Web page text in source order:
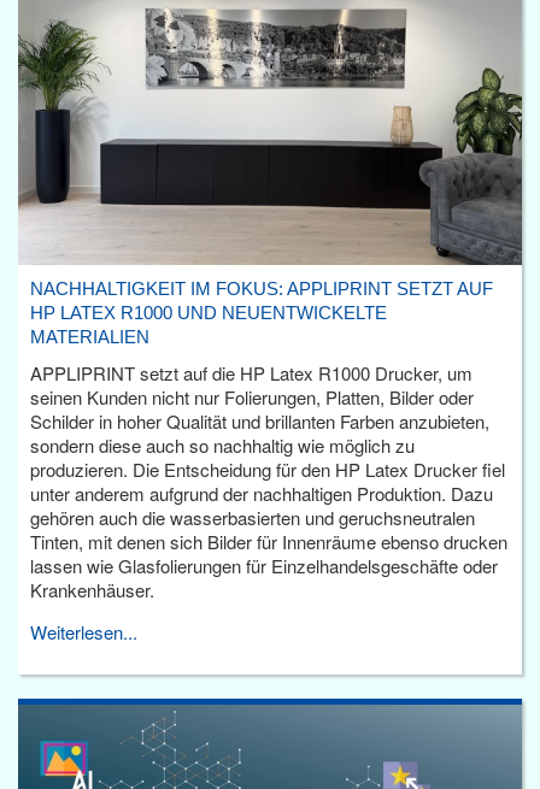
NACHHALTIGKEIT IM FOKUS: APPLIPRINT SETZT AUF
HP LATEX R1000 UND NEUENTWICKELTE
MATERIALIEN
APPLIPRINT setzt auf die HP Latex R1000 Drucker, um
seinen Kunden nicht nur Folierungen, Platten, Bilder oder
Schilder in hoher Qualität und brillanten Farben anzubieten,
sondern diese auch so nachhaltig wie möglich zu
produzieren. Die Entscheidung für den HP Latex Drucker fiel
unter anderem aufgrund der nachhaltigen Produktion. Dazu
gehören auch die wasserbasierten und geruchsneutralen
Tinten, mit denen sich Bilder für Innenräume ebenso drucken
lassen wie Glasfolierungen für Einzelhandelsgeschäfte oder
Krankenhäuser.
Weiterlesen...